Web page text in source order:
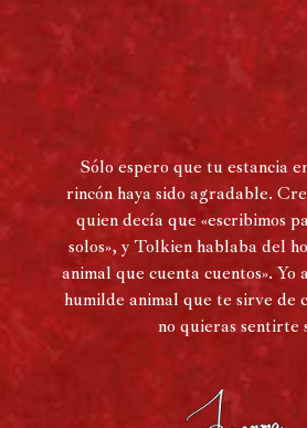
Sólo espero que tu estancia
rincón haya sido agradable.
quien decía que «escribimos
solos», y Tolkien hablaba del
animal que cuenta cuentos». Yo
humilde animal que te sirve de
no quieras sentirte